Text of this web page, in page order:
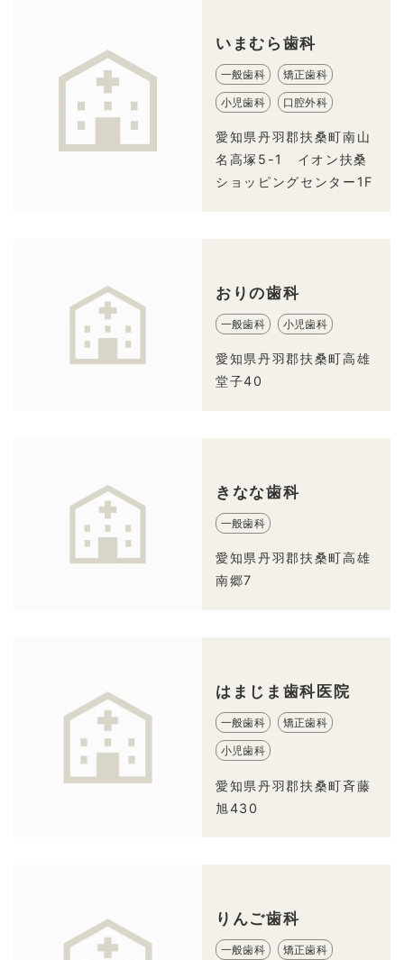
いまむら歯科
一般歯科 矯正歯科
小児歯科 口腔外科
愛知県丹羽郡扶桑町南山
名高塚5-1 イオン扶桑
ショッピングセンター1F
おりの歯科
一般歯科 小児歯科
愛知県丹羽郡扶桑町高雄
堂子40
きなな歯科
一般歯科
愛知県丹羽郡扶桑町高雄
南郷7
はまじま歯科医院
一般歯科 矯正歯科
小児歯科
愛知県丹羽郡扶桑町斉藤
旭430
りんご歯科
一般歯科 矯正歯科